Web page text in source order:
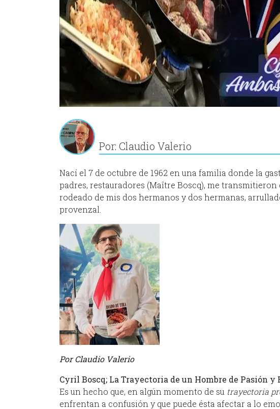
Por: Claudio Valerio
Nací el 7 de octubre de 1962 en una familia donde la
padres, restauradores (Maître Boscq), me
rodeado de mis dos hermanos y dos hermanas,
provenzal.
Por Claudio Valerio
Cyril Boscq; La Trayectoria de un Hombre de Pasión y
Es un hecho que, en algún momento de su trayectoria
enfrentan a confusión y que puede ésta afectar a lo